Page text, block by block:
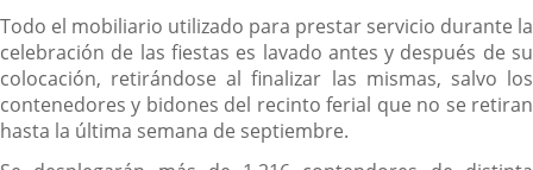
Todo el mobiliario utilizado para prestar servicio durante la
celebración de las fiestas es lavado antes y después de su
colocación, retirándose al finalizar las mismas, salvo los
contenedores y bidones del recinto ferial que no se retiran
hasta la última semana de septiembre.